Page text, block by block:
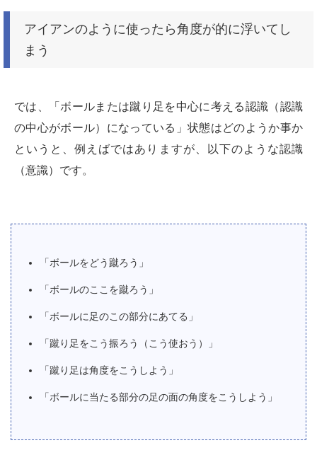
アイアンのように使ったら角度が的に浮いてし
まう
では、「ボールまたは蹴り足を中心に考える認識（認識
の中心がボール）になっている」状態はどのようか事か
というと、例えばではありますが、以下のような認識
（意識）です。
「ボールをどう蹴ろう」
「ボールのここを蹴ろう」
「ボールに足のこの部分にあてる」
「蹴り足をこう振ろう（こう使おう）」
「蹴り足は角度をこうしよう」
「ボールに当たる部分の足の面の角度をこうしよう」